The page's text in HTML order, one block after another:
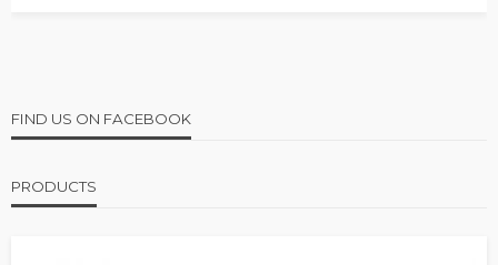
FIND US ON FACEBOOK
PRODUCTS